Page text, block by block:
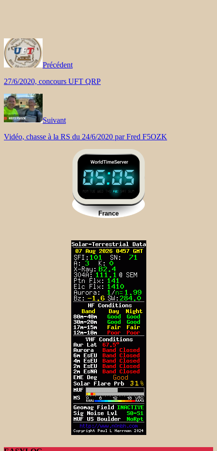
Précédent
27/6/2020, concours UFT QRP
Suivant
Vidéo, chasse à la RS du 24/6/2020 par Fred F5OZK